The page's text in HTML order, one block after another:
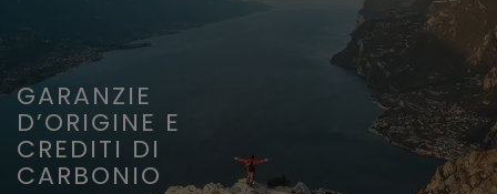
GARANZIE
D’ORIGINE E
CREDITI DI
CARBONIO